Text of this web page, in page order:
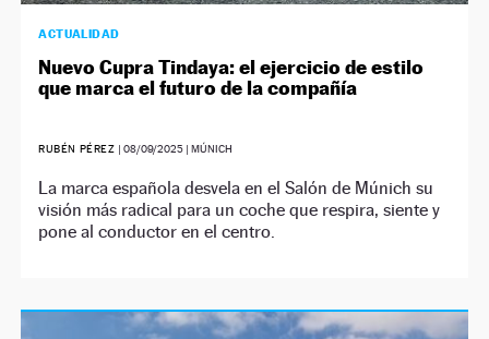
ACTUALIDAD
Nuevo Cupra Tindaya: el ejercicio de estilo
que marca el futuro de la compañía
RUBÉN PÉREZ |08/09/2025 | MÚNICH
La marca española desvela en el Salón de Múnich su
visión más radical para un coche que respira, siente y
pone al conductor en el centro.